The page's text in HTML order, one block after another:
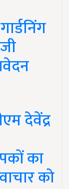
देवेंद्र
का
को